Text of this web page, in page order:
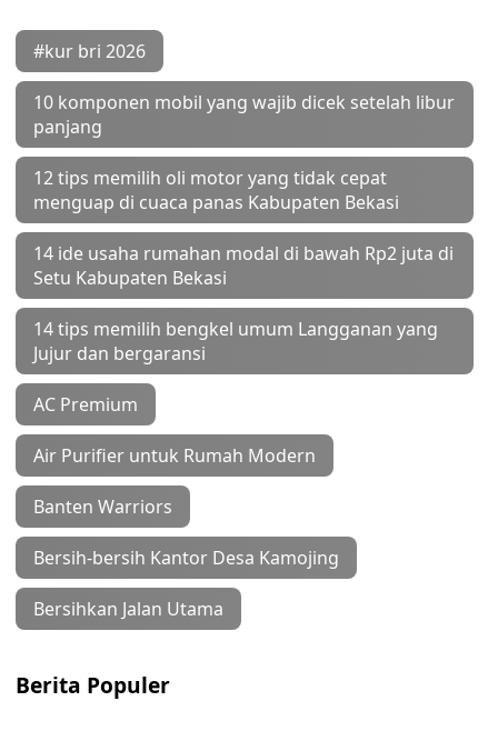
#kur bri 2026
10 komponen mobil yang wajib dicek setelah libur
panjang
12 tips memilih oli motor yang tidak cepat
menguap di cuaca panas Kabupaten Bekasi
14 ide usaha rumahan modal di bawah Rp2 juta di
Setu Kabupaten Bekasi
14 tips memilih bengkel umum Langganan yang
Jujur dan bergaransi
AC Premium
Air Purifier untuk Rumah Modern
Banten Warriors
Bersih-bersih Kantor Desa Kamojing
Bersihkan Jalan Utama
Berita Populer